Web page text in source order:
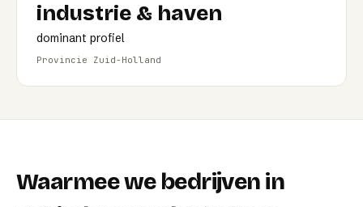
industrie & haven
dominant profiel
Provincie Zuid-Holland
Waarmee we bedrijven in